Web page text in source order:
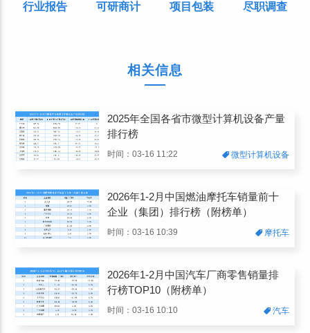
行业报告 可研商计 项目包装 尽职调查
相关信息
2025年全国各省市微型计算机设备产量
排行榜
时间：03-16 11:22 微型计算机设备
2026年1-2月中国燃油摩托车销量前十
企业（集团）排行榜（附榜单）
时间：03-16 10:39 摩托车
2026年1-2月中国汽车厂商零售销量排
行榜TOP10（附榜单）
时间：03-16 10:10 汽车